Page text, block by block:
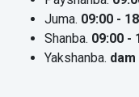
Juma. 09:00 -
Shanba. 09:00 -
Yakshanba.